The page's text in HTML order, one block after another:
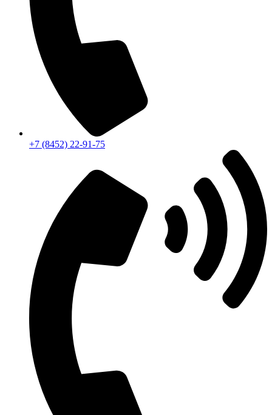
+7 (8452) 22-91-75